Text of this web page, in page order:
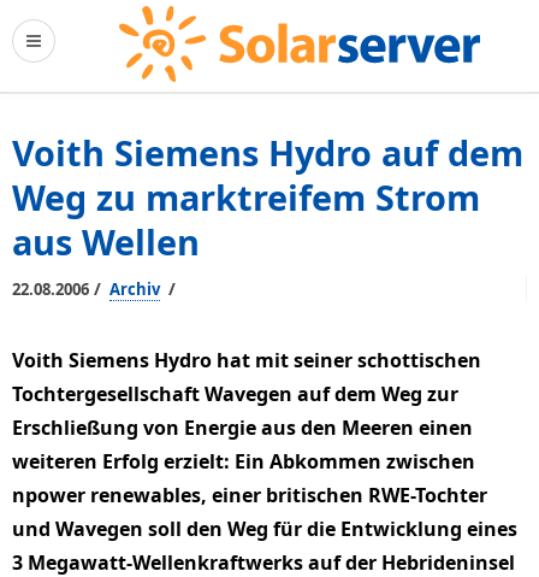
Voith Siemens Hydro auf dem
Weg zu marktreifem Strom
aus Wellen
22.08.2006 / Archiv /
Voith Siemens Hydro hat mit seiner schottischen
Tochtergesellschaft Wavegen auf dem Weg zur
Erschließung von Energie aus den Meeren einen
weiteren Erfolg erzielt: Ein Abkommen zwischen
npower renewables, einer britischen RWE-Tochter
und Wavegen soll den Weg für die Entwicklung eines
3 Megawatt-Wellenkraftwerks auf der Hebrideninsel